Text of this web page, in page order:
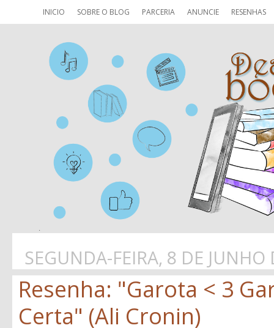
INICIO SOBRE O BLOG PARCERIA ANUNCIE RESENHAS
SEGUNDA-FEIRA, 8 DE JUNHO
Resenha: "Garota < 3
Certa" (Ali Cronin)